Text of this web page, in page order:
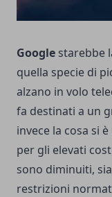
Google starebbe
quella specie di
alzano in volo
fa destinati a un
invece la cosa si
per gli elevati
sono diminuiti,
restrizioni